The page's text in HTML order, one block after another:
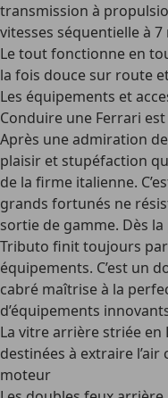
transmission à
vitesses séquentielle à
Le tout fonctionne en
la fois douce sur route
Les équipements et
Conduire une Ferrari
Après une admiration de
plaisir et stupéfaction
de la firme italienne.
grands fortunés ne
sortie de gamme. Dès
Tributo finit toujours
équipements. C’est un
cabré maîtrise à la
d’équipements
La vitre arrière striée en
destinées à extraire
moteur